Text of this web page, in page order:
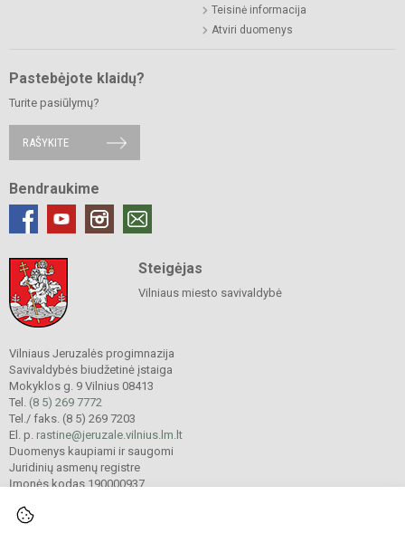
Teisinė informacija
Atviri duomenys
Pastebėjote klaidų?
Turite pasiūlymų?
RAŠYKITE
Bendraukime
Steigėjas
Vilniaus miesto savivaldybė
Vilniaus Jeruzalės progimnazija
Savivaldybės biudžetinė įstaiga
Mokyklos g. 9 Vilnius 08413
Tel. (8 5) 269 7772
Tel./ faks. (8 5) 269 7203
El. p. rastine@jeruzale.vilnius.lm.lt
Duomenys kaupiami ir saugomi
Juridinių asmenų registre
Įmonės kodas 190000937